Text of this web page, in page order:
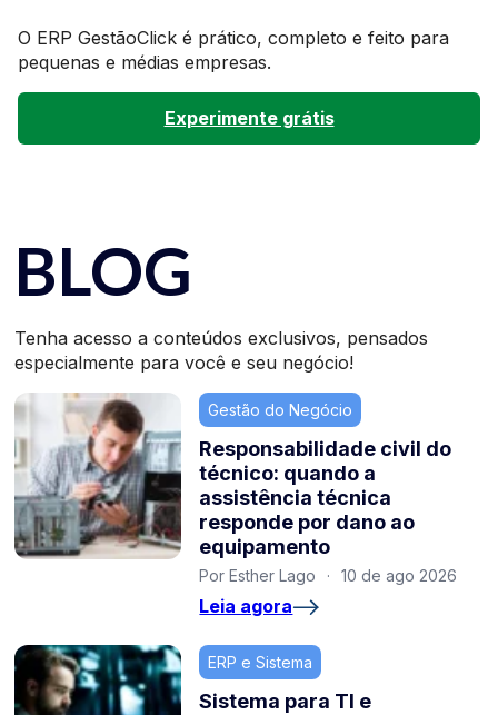
O ERP GestãoClick é prático, completo e feito para
pequenas e médias empresas.
Experimente grátis
BLOG
Tenha acesso a conteúdos exclusivos, pensados
especialmente para você e seu negócio!
Gestão do Negócio
Responsabilidade civil do
técnico: quando a
assistência técnica
responde por dano ao
equipamento
Por Esther Lago · 10 de ago 2026
Leia agora
ERP e Sistema
Sistema para TI e